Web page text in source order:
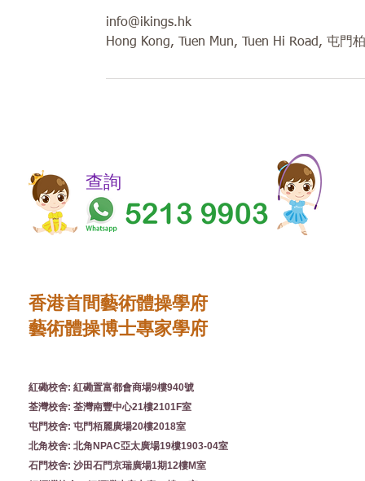
info@ikings.hk
Hong Kong, Tuen Mun, Tuen Hi Road, 屯門
​​查詢
香港首間藝術體操學府
藝術體操博士專家學府
紅磡校舍: 紅磡置富都會商場9樓940號
荃灣校舍: 荃灣南豐中心21樓2101F室
屯門校舍: 屯門栢麗廣場20樓2018室
北角校舍: 北角NPAC亞太廣場19樓1903-04室
石門校舍: 沙田石門京瑞廣場1期12樓M室